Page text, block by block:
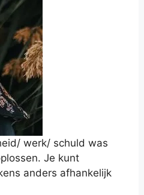
werk/ schuld was
Je kunt
anders afhankelijk